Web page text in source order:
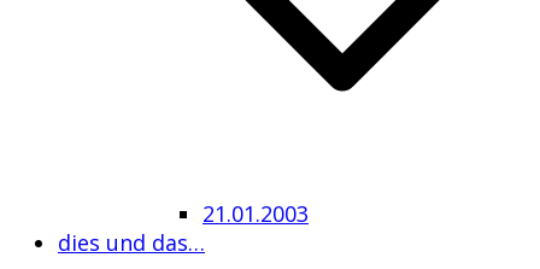
21.01.2003
dies und das…